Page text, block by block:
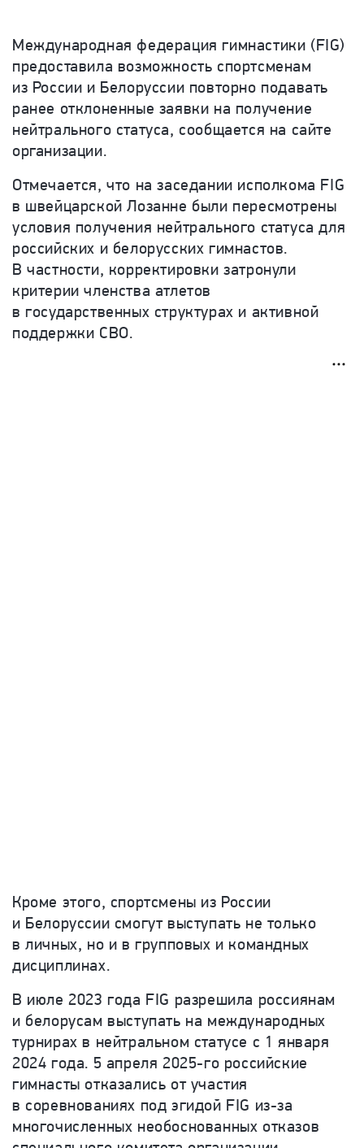
Международная федерация гимнастики (FIG)
предоставила возможность спортсменам
из России и Белоруссии повторно подавать
ранее отклоненные заявки на получение
нейтрального статуса, сообщается на сайте
организации.
Отмечается, что на заседании исполкома FIG
в швейцарской Лозанне были пересмотрены
условия получения нейтрального статуса для
российских и белорусских гимнастов.
В частности, корректировки затронули
критерии членства атлетов
в государственных структурах и активной
поддержки СВО.
Кроме этого, спортсмены из России
и Белоруссии смогут выступать не только
в личных, но и в групповых и командных
дисциплинах.
В июле 2023 года FIG разрешила россиянам
и белорусам выступать на международных
турнирах в нейтральном статусе с 1 января
2024 года. 5 апреля 2025-го российские
гимнасты отказались от участия
в соревнованиях под эгидой FIG из-за
многочисленных необоснованных отказов